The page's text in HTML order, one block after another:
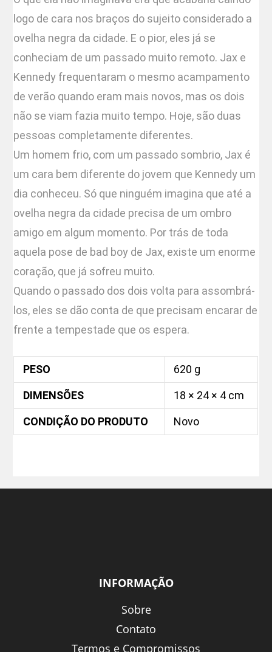
logo de cara nos braços do sujeito considerado a
ovelha negra da cidade. E o pior, eles já se
conheciam de um passado muito remoto. Jax e
Kennedy frequentaram o mesmo acampamento
de verão quando eram mais novos, mas os dois
não se viam fazia muito tempo. Hoje, são duas
pessoas completamente diferentes.
Um homem frio, com um passado sombrio, Jax é
um cara bem diferente do jovem que Kennedy um
dia conheceu. Só que ninguém imagina que até a
ovelha negra da cidade precisa de um ombro
amigo em algum momento. Por trás de toda
aquela pose de bad boy de Jax, existe um enorme
coração, que já sofreu muito.
Quando o passado dos dois volta para assombrá-
los, eles se dão conta de que precisam encarar de
frente a tempestade que os espera.
PESO 620 g
DIMENSÕES 18 × 24 × 4 cm
CONDIÇÃO DO PRODUTO Novo
INFORMAÇÃO
Sobre
Contato
Termos e Compromissos